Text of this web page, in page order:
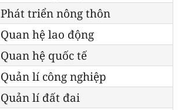
Phát triển nông thôn
Quan hệ lao động
Quan hệ quốc tế
Quản lí công nghiệp
Quản lí đất đai